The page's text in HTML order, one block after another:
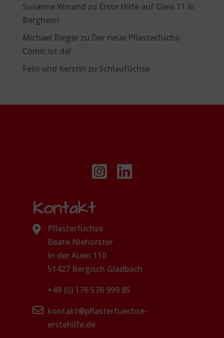
Susanne Winand zu Erste Hilfe auf Gleis 11 in
Bergheim
Michael Riegerzu Der neue Pflasterfuchs-
Comic ist da!
Felix und Kerstin zu Schlaufüchse
Kontakt
Pflasterfüchse
Beate Niehörster
In der Auen 110
51427 Bergisch Gladbach
+49 (0) 176 576 999 85
kontakt@pflasterfuechse-
erstehilfe.de